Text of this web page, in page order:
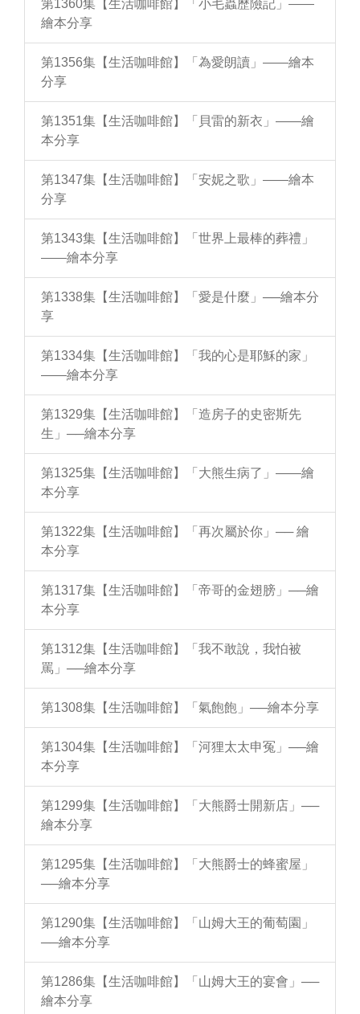
第1360集【生活咖啡館】「小毛蟲歷險記」——
繪本分享
第1356集【生活咖啡館】「為愛朗讀」——繪本
分享
第1351集【生活咖啡館】「貝雷的新衣」——繪
本分享
第1347集【生活咖啡館】「安妮之歌」——繪本
分享
第1343集【生活咖啡館】「世界上最棒的葬禮」
——繪本分享
第1338集【生活咖啡館】「愛是什麼」──繪本分
享
第1334集【生活咖啡館】「我的心是耶穌的家」
——繪本分享
第1329集【生活咖啡館】「造房子的史密斯先
生」──繪本分享
第1325集【生活咖啡館】「大熊生病了」——繪
本分享
第1322集【生活咖啡館】「再次屬於你」── 繪
本分享
第1317集【生活咖啡館】「帝哥的金翅膀」──繪
本分享
第1312集【生活咖啡館】「我不敢說，我怕被
罵」──繪本分享
第1308集【生活咖啡館】「氣飽飽」──繪本分享
第1304集【生活咖啡館】「河狸太太申冤」──繪
本分享
第1299集【生活咖啡館】「大熊爵士開新店」──
繪本分享
第1295集【生活咖啡館】「大熊爵士的蜂蜜屋」
──繪本分享
第1290集【生活咖啡館】「山姆大王的葡萄園」
──繪本分享
第1286集【生活咖啡館】「山姆大王的宴會」──
繪本分享